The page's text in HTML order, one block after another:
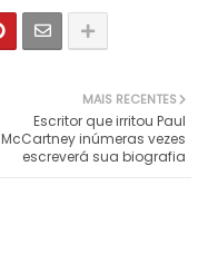
MAIS RECENTES
Escritor que irritou Paul
McCartney inúmeras vezes
escreverá sua biografia